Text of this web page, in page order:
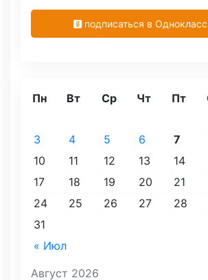
подписаться в
Август 2026
Пн Вт Ср Чт Пт
« Июл
3
4 5 6 7
10
11 12 13 14
17
18 19 20 21
24
25 26 27 28
31